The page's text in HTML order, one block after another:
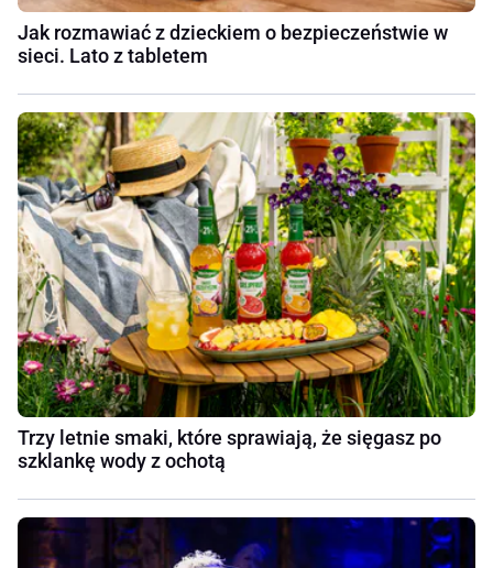
Jak rozmawiać z dzieckiem o bezpieczeństwie w
sieci. Lato z tabletem
Trzy letnie smaki, które sprawiają, że sięgasz po
szklankę wody z ochotą